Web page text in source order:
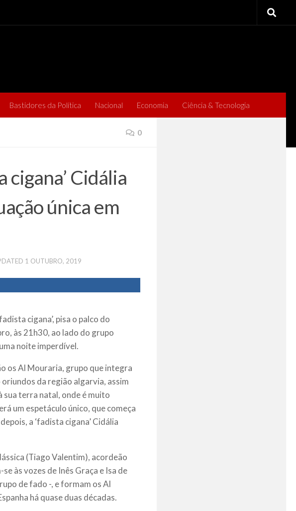
Bastidores da Política Nacional Economia Ciência & Tecnologia
0
cigana’ Cidália
única em
1 OUTUBRO, 2019
cigana’, pisa o palco do
às 21h30, ao lado do grupo
noite imperdível.
os Al Mouraria, grupo que integra
da região algarvia, assim
sua terra natal, onde é muito
um espetáculo único, que começa
a ‘fadista cigana’ Cidália
(Tiago Valentim), acordeão
às vozes de Inês Graça e Isa de
de fado -, e formam os Al
há quase duas décadas.